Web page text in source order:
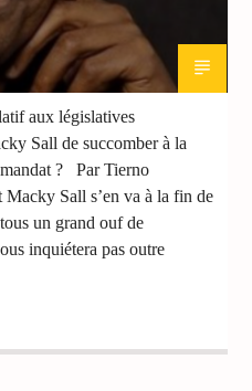
aux législatives
Sall de succomber à la
? Par Tierno
Sall s’en va à la fin de
un grand ouf de
inquiétera pas outre